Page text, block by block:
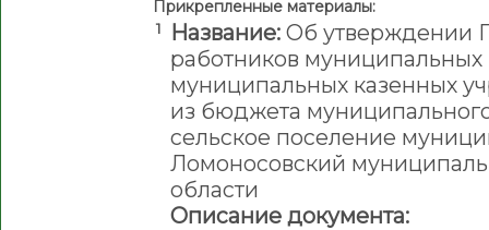
Прикрепленные материалы:
1 Название: Об утверждении
работников
муниципальных казенных
из бюджета
сельское поселение
Ломоносовский
области
Описание документа: